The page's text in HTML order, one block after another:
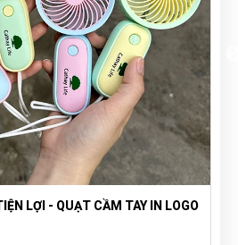
LỢI - QUẠT CẦM TAY IN LOGO